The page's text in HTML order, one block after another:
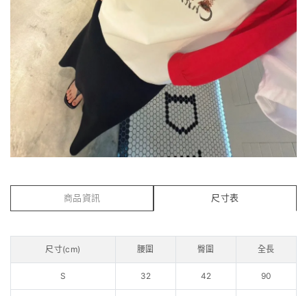
商品資訊 尺寸表
尺寸(cm) 腰圍 臀圍 全長
S 32 42 90